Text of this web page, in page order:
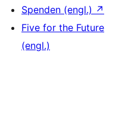
Spenden (engl.) ↗
Five for the Future
(engl.)